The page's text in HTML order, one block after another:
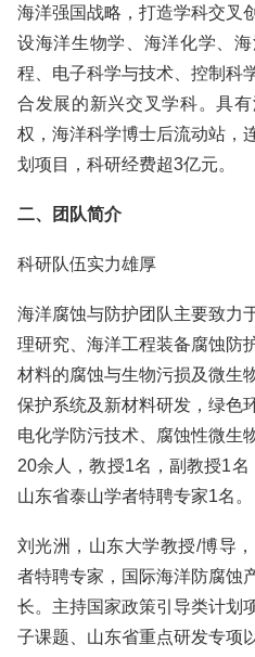
海洋强国战略，打造学科交叉
设海洋生物学、海洋化学、
程、电子科学与技术、控制科
合发展的新兴交叉学科。具
权，海洋科学博士后流动站，
划项目，科研经费超3亿元。
二、团队简介
科研队伍实力雄厚
海洋腐蚀与防护团队主要致力
理研究、海洋工程装备腐蚀防
材料的腐蚀与生物污损及微生
保护系统及新材料研发，绿色
电化学防污技术、腐蚀性微生
20余人，教授1名，副教授1名
山东省泰山学者特聘专家1名。
刘光洲，山东大学教授/博导
者特聘专家，国际海洋防腐蚀
长。主持国家政策引导类计划
子课题、山东省重点研发专项